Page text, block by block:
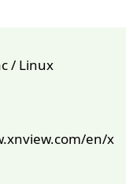
/ Linux
en/x